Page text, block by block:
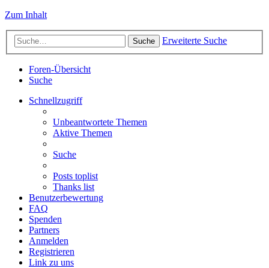
Zum Inhalt
Suche Erweiterte Suche
Foren-Übersicht
Suche
Schnellzugriff
Unbeantwortete Themen
Aktive Themen
Suche
Posts toplist
Thanks list
Benutzerbewertung
FAQ
Spenden
Partners
Anmelden
Registrieren
Link zu uns